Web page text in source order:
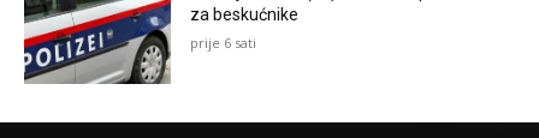
za beskućnike
prije 6 sati